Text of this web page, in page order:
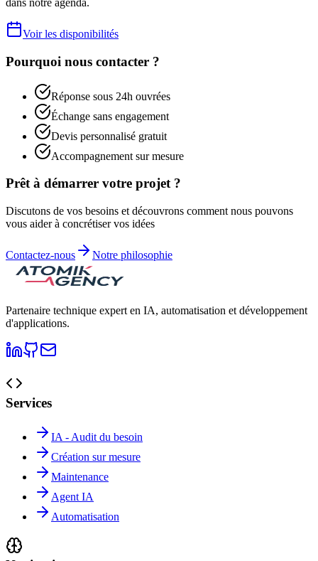
dans notre agenda.
Voir les disponibilités
Pourquoi nous contacter ?
Réponse sous 24h ouvrées
Échange sans engagement
Devis personnalisé gratuit
Accompagnement sur mesure
Prêt à démarrer votre projet ?
Discutons de vos besoins et découvrons comment nous pouvons
vous aider à concrétiser vos idées
Contactez-nous Notre philosophie
Partenaire technique expert en IA, automatisation et développement
d'applications.
Services
IA - Audit du besoin
Création sur mesure
Maintenance
Agent IA
Automatisation